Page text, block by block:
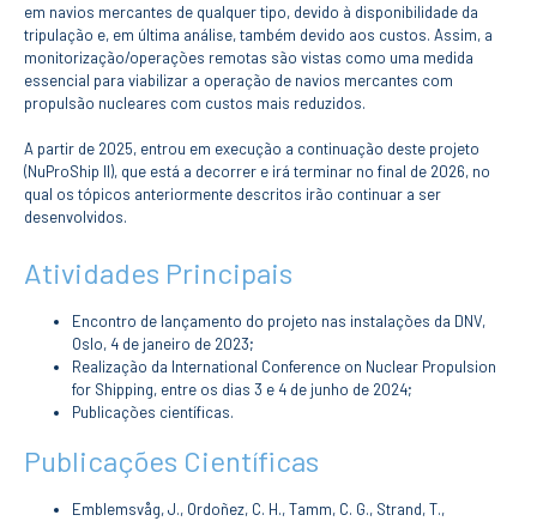
Recursos
Eletrónicos
Catálogo ENIDH
Revistas
Científicas e
Outros Recursos
Sugestões e
Reclamações
Centros da ENIDH
Desenvolvimento
Projetos I&D
Projetos de
Financiamento
Projetos
em navios mercantes de qualquer tipo, devido à disponibilidade da
tripulação e, em última análise, também devido aos custos. Assim, a
monitorização/operações remotas são vistas como uma medida
essencial para viabilizar a operação de navios mercantes com
propulsão nucleares com custos mais reduzidos.
A partir de 2025, entrou em execução a continuação deste projeto
(NuProShip II), que está a decorrer e irá terminar no final de 2026, no
qual os tópicos anteriormente descritos irão continuar a ser
desenvolvidos.
Atividades Principais
Encontro de lançamento do projeto nas instalações da DNV,
Oslo, 4 de janeiro de 2023;
Realização da International Conference on Nuclear Propulsion
for Shipping, entre os dias 3 e 4 de junho de 2024;
Publicações científicas.
Publicações Científicas
Emblemsvåg, J., Ordoñez, C. H., Tamm, C. G., Strand, T.,